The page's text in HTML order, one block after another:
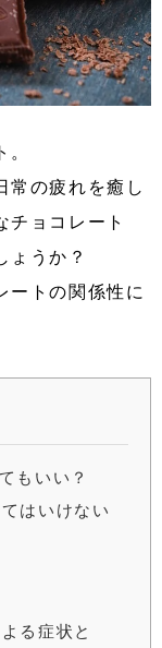
常の疲れを癒し
チョコレート
ょうか？
ートの関係性に
もいい？
はいけない
る症状と